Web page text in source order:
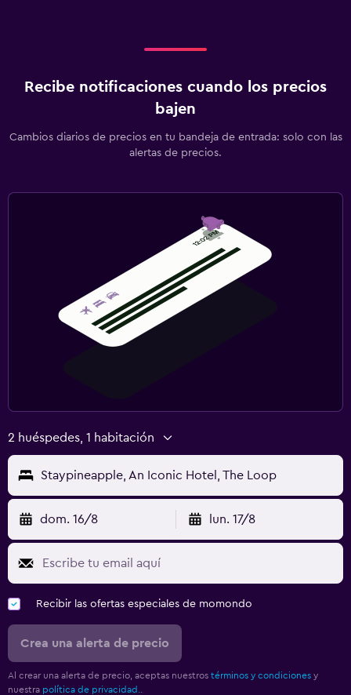
Recibe notificaciones cuando los precios
bajen
Cambios diarios de precios en tu bandeja de entrada: solo con las
alertas de precios.
2 huéspedes, 1 habitación
Staypineapple, An Iconic Hotel, The Loop
dom. 16/8 lun. 17/8
Recibir las ofertas especiales de momondo
Crea una alerta de precio
Al crear una alerta de precio, aceptas nuestros términos y condiciones y
nuestra política de privacidad.